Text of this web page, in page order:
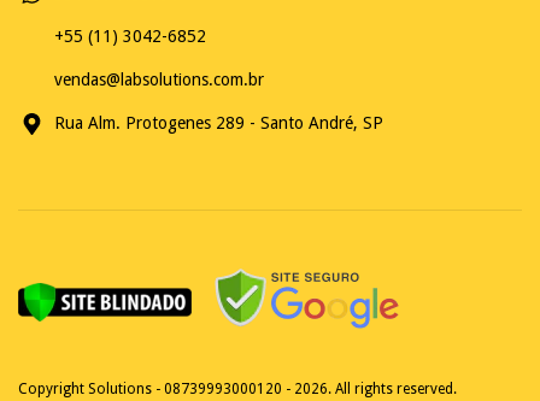
+55 (11) 3042-6852
vendas@labsolutions.com.br
Rua Alm. Protogenes 289 - Santo André, SP
Copyright Solutions - 08739993000120 - 2026. All rights reserved.